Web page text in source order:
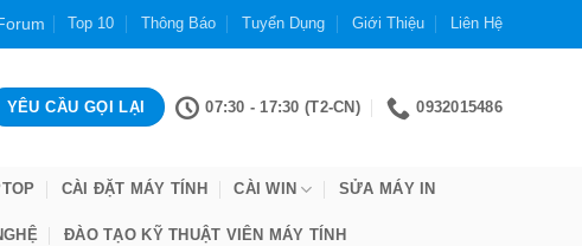
Top 10 Thông Báo Tuyển Dụng Giới Thiệu Liên Hệ
07:30 - 17:30 (T2-CN) 0932015486
CÀI ĐẶT MÁY TÍNH CÀI WIN SỬA MÁY IN
ĐÀO TẠO KỸ THUẬT VIÊN MÁY TÍNH